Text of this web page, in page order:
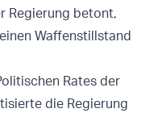
Regierung betont,
Waffenstillstand
Rates der
die Regierung